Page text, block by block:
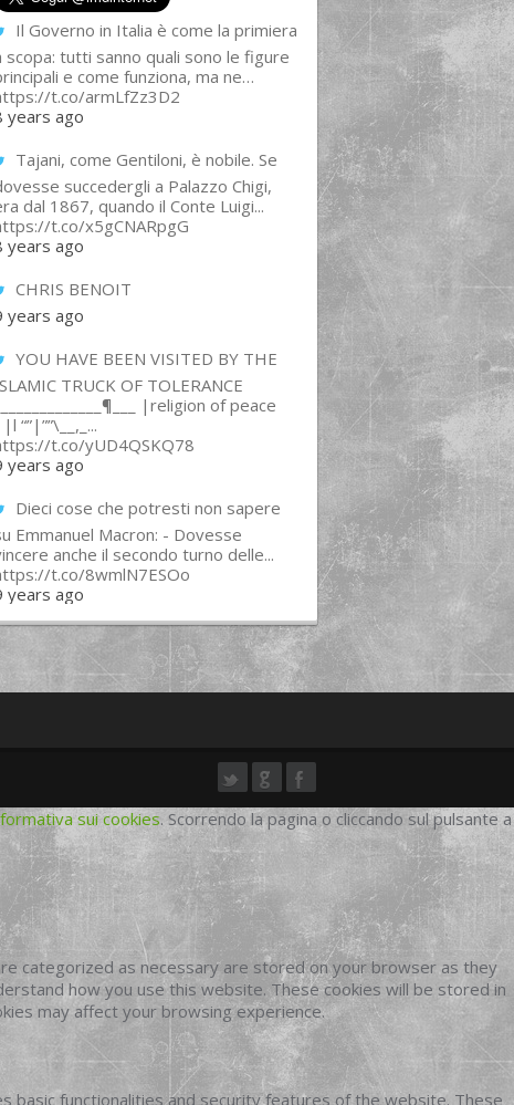
Il Governo in Italia è come la primiera
scopa: tutti sanno quali sono le figure
e come funziona, ma ne…
t.co/armLfZz3D2
years ago
Tajani, come Gentiloni, è nobile. Se
succedergli a Palazzo Chigi,
dal 1867, quando il Conte Luigi...
t.co/x5gCNARpgG
years ago
CHRIS BENOIT
years ago
YOU HAVE BEEN VISITED BY THE
TRUCK OF TOLERANCE
______________¶___ |religion of peace
“”|””\__,_...
t.co/yUD4QSKQ78
years ago
Dieci cose che potresti non sapere
Emmanuel Macron: - Dovesse
anche il secondo turno delle...
t.co/8wmlN7ESOo
years ago
sui cookies. Scorrendo la pagina o cliccando sul pulsante a
categorized as necessary are stored on your browser as they
how you use this website. These cookies will be stored in
may affect your browsing experience.
basic functionalities and security features of the website. These